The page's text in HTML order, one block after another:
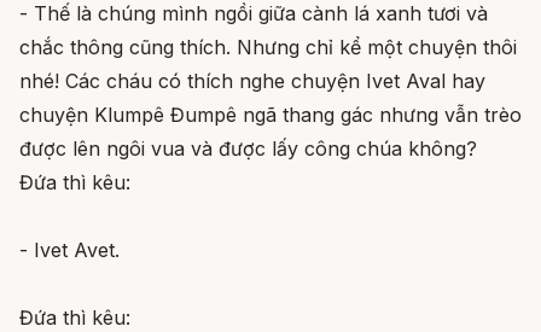
- Thế là chúng mình ngồi giữa cành lá xanh tươi và
chắc thông cũng thích. Nhưng chỉ kể một chuyện thôi
nhé! Các cháu có thích nghe chuyện Ivet Aval hay
chuyện Klumpê Đumpê ngã thang gác nhưng vẫn trèo
được lên ngôi vua và được lấy công chúa không?
Đứa thì kêu:
- Ivet Avet.
Đứa thì kêu: